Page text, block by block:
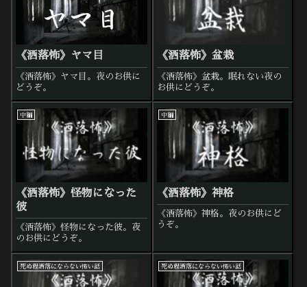
《洒落怖》ヤマ目
《洒落怖》ヤマ目。夜のお供に
どうぞ。
《洒落怖》盆栽
《洒落怖》盆栽。眠れない夜の
お供にどうぞ。
中編
《洒落怖》怪物になった
彼
《洒落怖》怪物になった彼。夜
のお供にどうぞ。
中編
《洒落怖》神格
《洒落怖》神格。夜のお供にど
うぞ。
死ぬ程洒落にならない怖い話 死ぬ程洒落にならない怖い話